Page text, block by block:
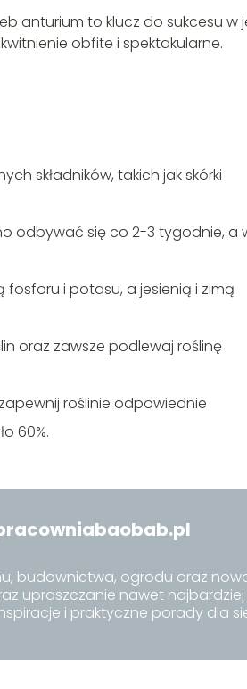
anturium to klucz do sukcesu w
obfite i spektakularne.
składników, takich jak skórki
odbywać się co 2-3 tygodnie, a
i potasu, a jesienią i zimą
oraz zawsze podlewaj roślinę
roślinie odpowiednie
60%.
budownictwa, ogrodu oraz
upraszczanie nawet
i praktyczne porady dla